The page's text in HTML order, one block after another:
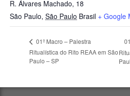
R. Álvares Machado, 18
São Paulo, São Paulo Brasil + Google
01º Macro – Palestra
Ritualística do Rito REAA em São
Paulo – SP